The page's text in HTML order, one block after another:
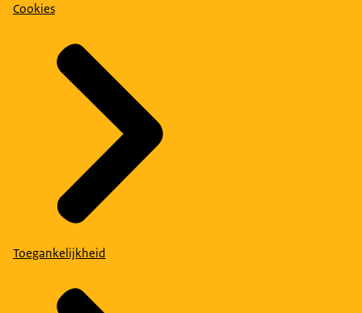
Cookies
Toegankelijkheid